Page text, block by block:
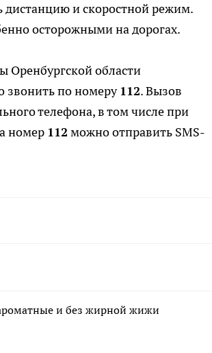
дистанцию и скоростной режим.
осторожными на дорогах.
Оренбургской области
звонить по номеру 112. Вызов
телефона, в том числе при
номер 112 можно отправить SMS-
и без жирной жижи